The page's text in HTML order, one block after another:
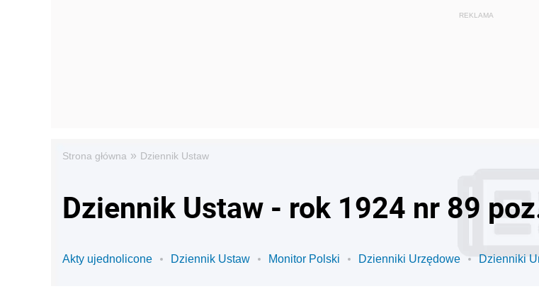
Strona główna » Dziennik Ustaw
Dziennik Ustaw - rok 1924 nr 89
Akty ujednolicone Dziennik Ustaw Monitor Polski Dzienniki Urzędowe Dzienniki